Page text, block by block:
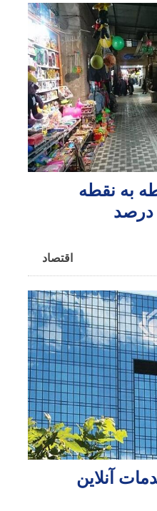
به نقطه
اقتصاد
آنلاین